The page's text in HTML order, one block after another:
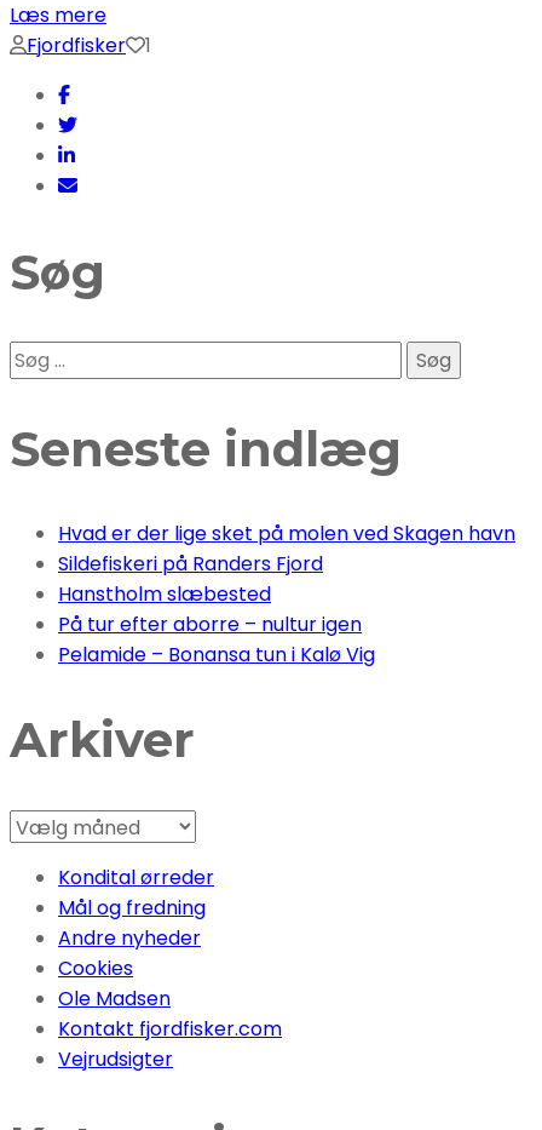
Læs mere
Fjordfisker
1
Søg
Søg
efter:
Seneste indlæg
Hvad er der lige sket på molen ved Skagen havn
Sildefiskeri på Randers Fjord
Hanstholm slæbested
På tur efter aborre – nultur igen
Pelamide – Bonansa tun i Kalø Vig
Arkiver
Arkiver
Kondital ørreder
Mål og fredning
Andre nyheder
Cookies
Ole Madsen
Kontakt fjordfisker.com
Vejrudsigter